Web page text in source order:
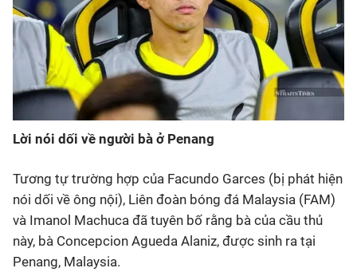
Bên lề
Lời nói dối về người bà ở Penang
Tương tự trường hợp của Facundo Garces (bị phát hiện
nói dối về ông nội), Liên đoàn bóng đá Malaysia (FAM)
và Imanol Machuca đã tuyên bố rằng bà của cầu thủ
này, bà Concepcion Agueda Alaniz, được sinh ra tại
Penang, Malaysia.